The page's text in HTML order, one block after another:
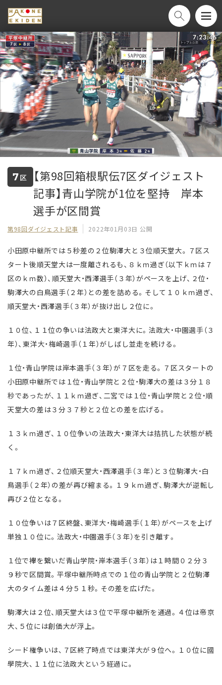
7 区
【第98回箱根駅伝7区ダイジェスト
記事】青山学院が1位を堅持　岸本
選手が区間賞
第98回ダイジェスト記事 2022年01月03日 公開
小田原中継所では５秒差の２位駒澤大と３位順天堂大。７区ス
タート後順天堂大は一度離されるも、８ｋｍ過ぎ（以下ｋｍは７
区のｋｍ数）、順天堂大・西澤選手（３年）がペースを上げ、２位・
駒澤大の白鳥選手（２年）との差を詰める。そして１０ｋｍ過ぎ、
順天堂大・西澤選手（３年）が抜け出し２位に。
１０位、１１位の争いは法政大と東洋大に。法政大・中園選手（３
年）、東洋大・梅崎選手（１年）がしばし並走を続ける。
１位・青山学院は岸本選手（３年）が７区を走る。７区スタートの
小田原中継所では１位・青山学院と２位・駒澤大の差は３分１８
秒であったが、１１ｋｍ過ぎ、二宮では１位・青山学院と２位・順
天堂大の差は３分３７秒と２位との差を広げる。
１３ｋｍ過ぎ、１０位争いの法政大・東洋大は拮抗した状態が続
く。
１７ｋｍ過ぎ、２位順天堂大・西澤選手（３年）と３位駒澤大・白
鳥選手（２年）の差が再び縮まる。１９ｋｍ過ぎ、駒澤大が逆転し
再び２位となる。
１０位争いは７区終盤、東洋大・梅崎選手（１年）がペースを上げ
単独１０位に。法政大・中園選手（３年）を引き離す。
１位で襷を繋いだ青山学院・岸本選手（３年）は１時間０２分３
９秒で区間賞。平塚中継所時点での１位の青山学院と２位駒澤
大のタイム差は４分５１秒。その差を広げた。
駒澤大は２位、順天堂大は３位で平塚中継所を通過。４位は帝京
大、５位には創価大が浮上。
シード権争いは、７区終了時点では東洋大が９位へ。１０位に國
學院大、１１位に法政大という経過に。